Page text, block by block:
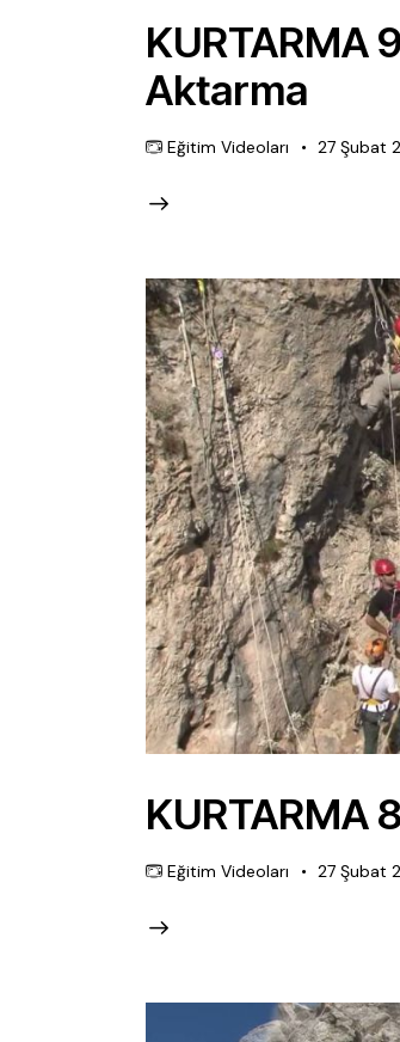
KURTARMA
Aktarma
Eğitim Videoları 27 Şubat
KURTARMA
Eğitim Videoları 27 Şubat